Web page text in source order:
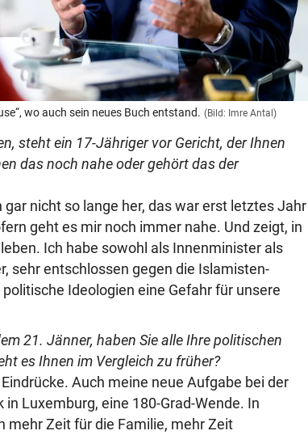
wo auch sein neues Buch entstand. (Bild: Imre Antal)
steht ein 17-Jähriger vor Gericht, der Ihnen
das noch nahe oder gehört das der
gar nicht so lange her, das war erst letztes Jahr
geht es mir noch immer nahe. Und zeigt, in
Ich habe sowohl als Innenminister als
sehr entschlossen gegen die Islamisten-
Ideologien eine Gefahr für unsere
21. Jänner, haben Sie alle Ihre politischen
es Ihnen im Vergleich zu früher?
Auch meine neue Aufgabe bei der
Luxemburg, eine 180-Grad-Wende. In
mehr Zeit für die Familie, mehr Zeit